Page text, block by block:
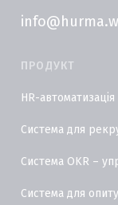
ПРОДУКТ
HR-автоматизація
Система для
Система OKR –
Система для